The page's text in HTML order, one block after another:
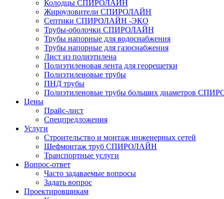
Колодцы СПИРОЛАЙН
Жироуловители СПИРОЛАЙН
Септики СПИРОЛАЙН -ЭКО
Трубы-оболочки СПИРОЛАЙН
Трубы напорные для водоснабжения
Трубы напорные для газоснабжения
Лист из полиэтилена
Полиэтиленовая лента для георешетки
Полиэтиленовые трубы
ПНД трубы
Полиэтиленовые трубы больших диаметров
Цены
Прайс-лист
Спецпредложения
Услуги
Строительство и монтаж инженерных сетей
Шефмонтаж труб СПИРОЛАЙН
Транспортные услуги
Вопрос-ответ
Часто задаваемые вопросы
Задать вопрос
Проектировщикам